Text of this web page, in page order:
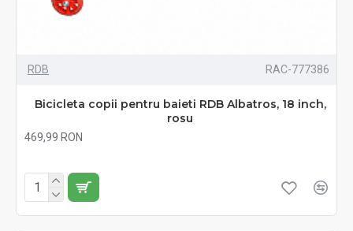
RDB RAC-777386
Bicicleta copii pentru baieti RDB Albatros, 18 inch,
rosu
469,99 RON